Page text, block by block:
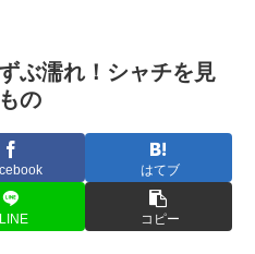
ぶ濡れ！シャチを見
の
はてブ
LINE コピー